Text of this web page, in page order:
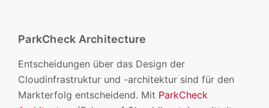
ParkCheck Architecture
Entscheidungen über das Design der
Cloudinfrastruktur und -architektur sind für den
Markterfolg entscheidend. Mit ParkCheck